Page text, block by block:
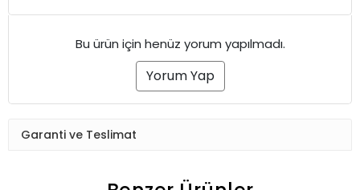
Bu ürün için henüz yorum yapılmadı.
Yorum Yap
Garanti ve Teslimat